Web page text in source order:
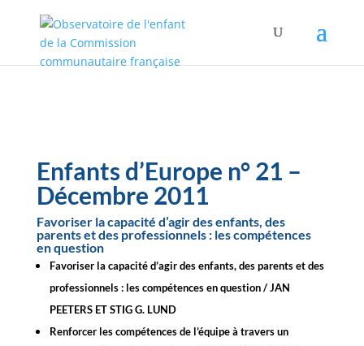
Enfants d’Europe n° 21 –
Décembre 2011
Favoriser la capacité d’agir des enfants, des
parents et des professionnels : les compétences
en question
Favoriser la capacité d’agir des enfants, des parents et des
professionnels : les compétences en question /JAN
PEETERS ET STIG G. LUND
Renforcer les compétences de l’équipe à travers un